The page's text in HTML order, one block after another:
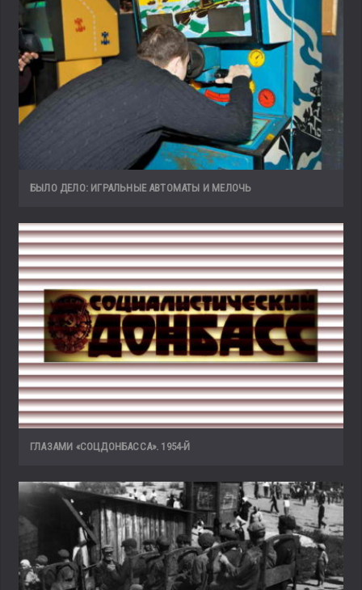
БЫЛО ДЕЛО: ИГРАЛЬНЫЕ АВТОМАТЫ И МЕЛОЧЬ
ГЛАЗАМИ «СОЦДОНБАССА». 1954-Й